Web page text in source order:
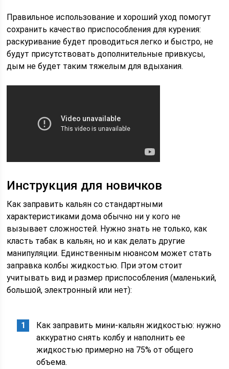
Правильное использование и хороший уход помогут
сохранить качество приспособления для курения:
раскуривание будет проводиться легко и быстро, не
будут присутствовать дополнительные привкусы,
дым не будет таким тяжелым для вдыхания.
Инструкция для новичков
Как заправить кальян со стандартными
характеристиками дома обычно ни у кого не
вызывает сложностей. Нужно знать не только, как
класть табак в кальян, но и как делать другие
манипуляции. Единственным нюансом может стать
заправка колбы жидкостью. При этом стоит
учитывать вид и размер приспособления (маленький,
большой, электронный или нет):
Как заправить мини-кальян жидкостью: нужно
аккуратно снять колбу и наполнить ее
жидкостью примерно на 75% от общего
объема.